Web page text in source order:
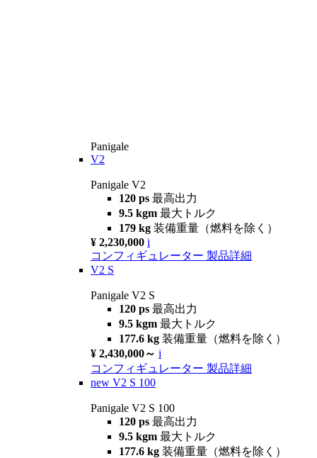
Panigale
V2
Panigale V2
120 ps 最高出力
9.5 kgm 最大トルク
179 kg 装備重量（燃料を除く）
¥ 2,230,000 i
コンフィギュレーター 製品詳細
V2 S
Panigale V2 S
120 ps 最高出力
9.5 kgm 最大トルク
177.6 kg 装備重量（燃料を除く）
¥ 2,430,000～ i
コンフィギュレーター 製品詳細
new V2 S 100
Panigale V2 S 100
120 ps 最高出力
9.5 kgm 最大トルク
177.6 kg 装備重量（燃料を除く）